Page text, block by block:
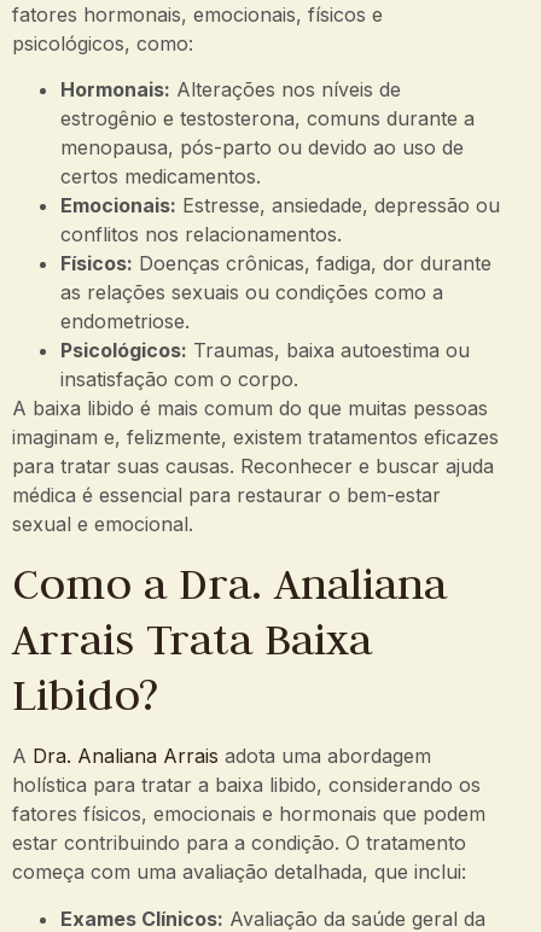
fatores hormonais, emocionais, físicos e
psicológicos, como:
Hormonais: Alterações nos níveis de
estrogênio e testosterona, comuns durante a
menopausa, pós-parto ou devido ao uso de
certos medicamentos.
Emocionais: Estresse, ansiedade, depressão ou
conflitos nos relacionamentos.
Físicos: Doenças crônicas, fadiga, dor durante
as relações sexuais ou condições como a
endometriose.
Psicológicos: Traumas, baixa autoestima ou
insatisfação com o corpo.
A baixa libido é mais comum do que muitas pessoas
imaginam e, felizmente, existem tratamentos eficazes
para tratar suas causas. Reconhecer e buscar ajuda
médica é essencial para restaurar o bem-estar
sexual e emocional.
Como a Dra. Analiana
Arrais Trata Baixa
Libido?
A Dra. Analiana Arrais adota uma abordagem
holística para tratar a baixa libido, considerando os
fatores físicos, emocionais e hormonais que podem
estar contribuindo para a condição. O tratamento
começa com uma avaliação detalhada, que inclui:
Exames Clínicos: Avaliação da saúde geral da